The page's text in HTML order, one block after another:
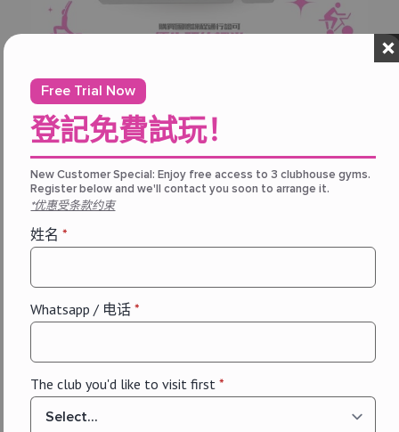
推广优惠
【
THE ONE 會員專享｜團體課程通
行證 —— 半價優惠！
7 8 月, 2026
THE ONE 會員購買「團體課程通行證」享半價優惠！
每個地點、每日提供，超過20節團體課任你揀（瑜
玩幾多，俾幾多，用會員價上堂，慳得更多
！
小組班收費（非會員 vs THE ONE 會員）
非會員：$250︲THE ONE 會員：$125
10節課（有效期 90 日）
Promotion, The One
The One
Membership
Online
Free Trial Now
登記免費試玩！
New Customer Special: Enjoy free access to 3 clubhouse gyms.
Register below and we'll contact you soon to arrange it.
*优惠受条款约束
姓名 *
Whatsapp / 电话 *
The club you'd like to visit first *